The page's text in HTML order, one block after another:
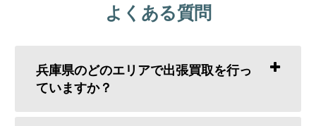
よくある質問
兵庫県のどのエリアで出張買取を行っ
ていますか？